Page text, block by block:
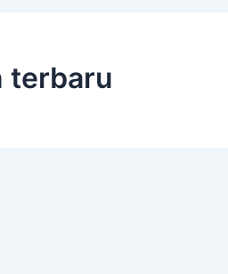
terbaru